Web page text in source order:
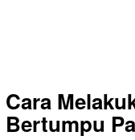
Cara
Bertumpu